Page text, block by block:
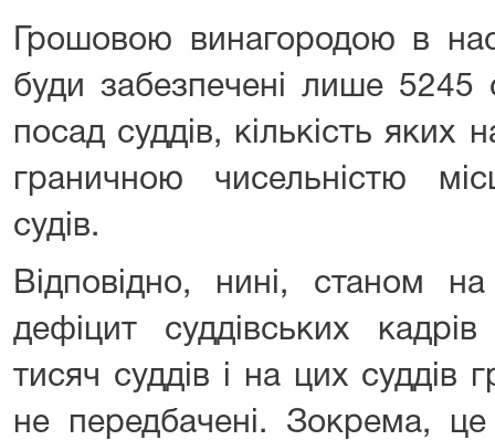
Грошовою винагородою в
буди забезпечені лише 5245
посад суддів, кількість яких
граничною чисельністю
судів.
Відповідно, нині, станом
дефіцит суддівських
тисяч суддів і на цих суддів
не передбачені. Зокрема, це